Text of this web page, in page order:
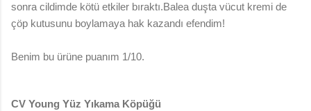
sonra cildimde kötü etkiler bıraktı.Balea duşta vücut kremi de
çöp kutusunu boylamaya hak kazandı efendim!
Benim bu ürüne puanım 1/10.
CV Young Yüz Yıkama Köpüğü